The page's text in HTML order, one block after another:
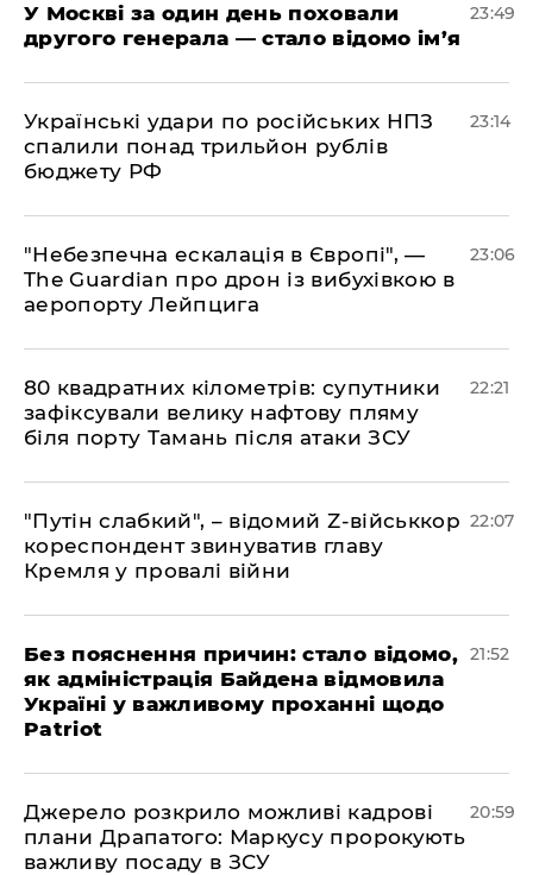
​У Москві за один день поховали
другого генерала — стало відомо ім’я
23:49
​Українські удари по російських НПЗ
спалили понад трильйон рублів
бюджету РФ
23:14
​"Небезпечна ескалація в Європі", —
The Guardian про дрон із вибухівкою в
аеропорту Лейпцига
23:06
​80 квадратних кілометрів: супутники
зафіксували велику нафтову пляму
біля порту Тамань після атаки ЗСУ
22:21
"Путін слабкий", – відомий Z-військкор
кореспондент звинуватив главу
Кремля у провалі війни
22:07
​Без пояснення причин: стало відомо,
як адміністрація Байдена відмовила
Україні у важливому проханні щодо
Patriot
21:52
​Джерело розкрило можливі кадрові
плани Драпатого: Маркусу пророкують
важливу посаду в ЗСУ
20:59